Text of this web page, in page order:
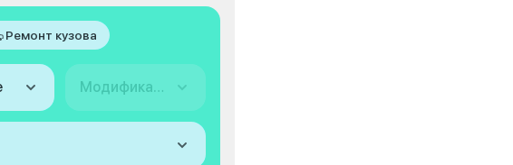
Ремонт кузова
Модификация